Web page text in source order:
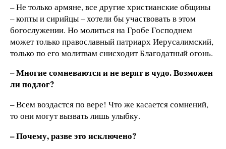
– Не только армяне, все другие христианские общины
– копты и сирийцы – хотели бы участвовать в этом
богослужении. Но молиться на Гробе Господнем
может только православный патриарх Иерусалимский,
только по его молитвам снисходит Благодатный огонь.
– Многие сомневаются и не верят в чудо. Возможен
ли подлог?
– Всем воздастся по вере! Что же касается сомнений,
то они могут вызвать лишь улыбку.
– Почему, разве это исключено?